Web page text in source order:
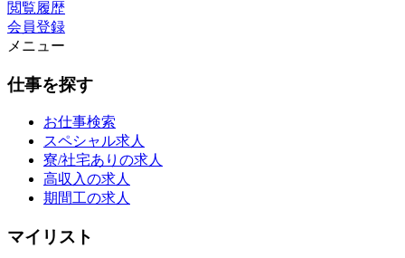
閲覧履歴
会員登録
メニュー
仕事を探す
お仕事検索
スペシャル求人
寮/社宅ありの求人
高収入の求人
期間工の求人
マイリスト